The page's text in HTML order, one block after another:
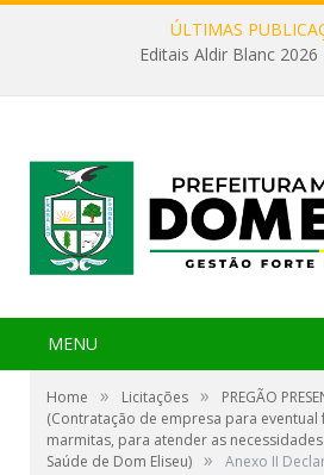
ÚLTIMAS
Editais Aldir Blanc 2026
MENU
Home » Licitações »
PREGÃO
(Contratação de empresa para
marmitas, para atender as
Saúde de Dom Eliseu) » Anexo II